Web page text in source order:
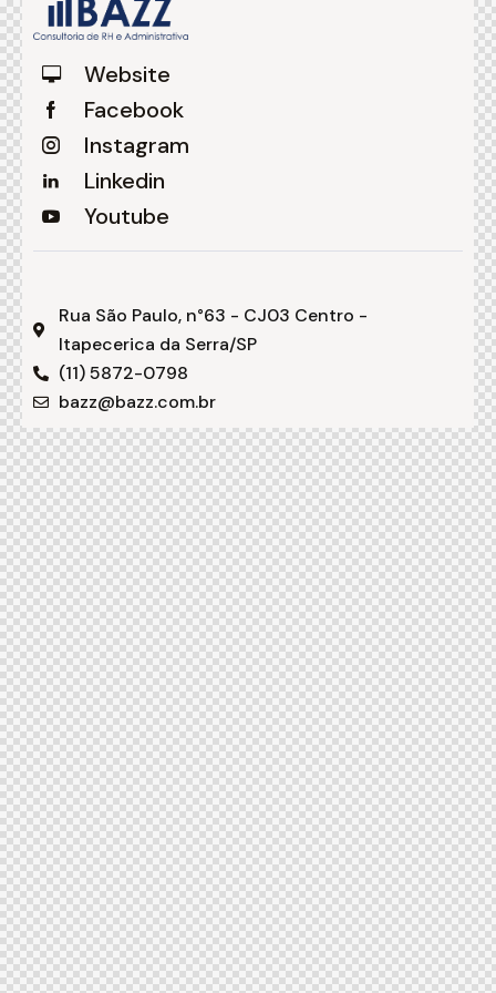
Website
Facebook
Instagram
Linkedin
Youtube
Rua São Paulo, n°63 - CJ03 Centro -
Itapecerica da Serra/SP
(11) 5872-0798
bazz@bazz.com.br